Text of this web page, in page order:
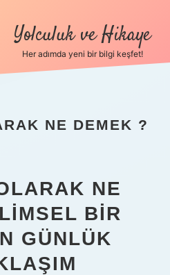
Yolculuk ve Hikaye
Her adımda yeni bir bilgi keşfet!
NE DEMEK ?
NE
BIR
GÜNLÜK